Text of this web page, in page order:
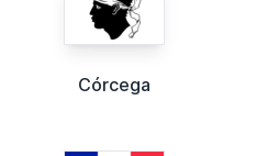
Córcega